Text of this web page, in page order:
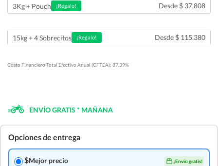
3Kg + Pouch ¡Regalo! Desde $ 37.808
15kg + 4 Sobrecitos ¡Regalo! Desde $ 115.380
Costo Financiero Total Efectivo Anual (CFTEA): 87.39%
ENVÍO GRATIS * MAÑANA
Opciones de entrega
$Mejor precio ¡Envío gratis!